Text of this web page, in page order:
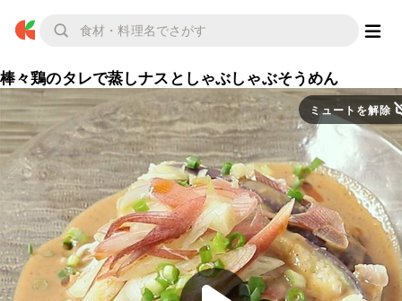
棒々鶏のタレで蒸しナスとしゃぶしゃぶそうめん
ミュートを解除